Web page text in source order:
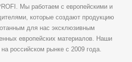
Мы работаем с европейскими и
которые создают продукцию
для нас эксклюзивным
европейских материалов. Наши
российском рынке с 2009 года.